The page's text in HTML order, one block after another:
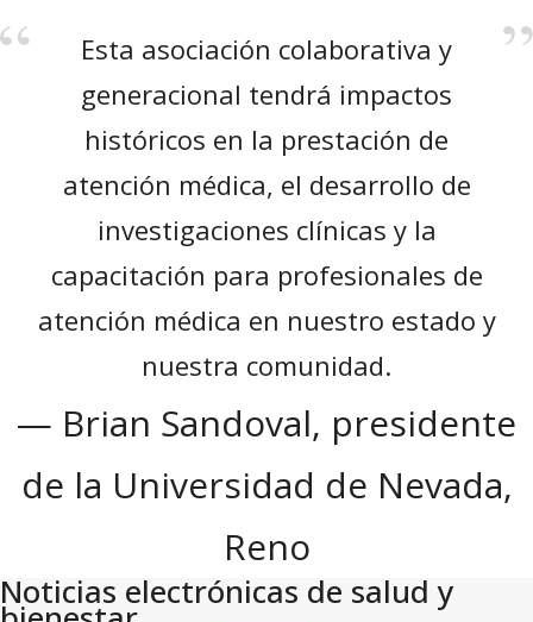
Esta asociación colaborativa y
generacional tendrá impactos
históricos en la prestación de
atención médica, el desarrollo de
investigaciones clínicas y la
capacitación para profesionales de
atención médica en nuestro estado y
nuestra comunidad.
— Brian Sandoval, presidente
de la Universidad de Nevada,
Reno
Noticias electrónicas de salud y